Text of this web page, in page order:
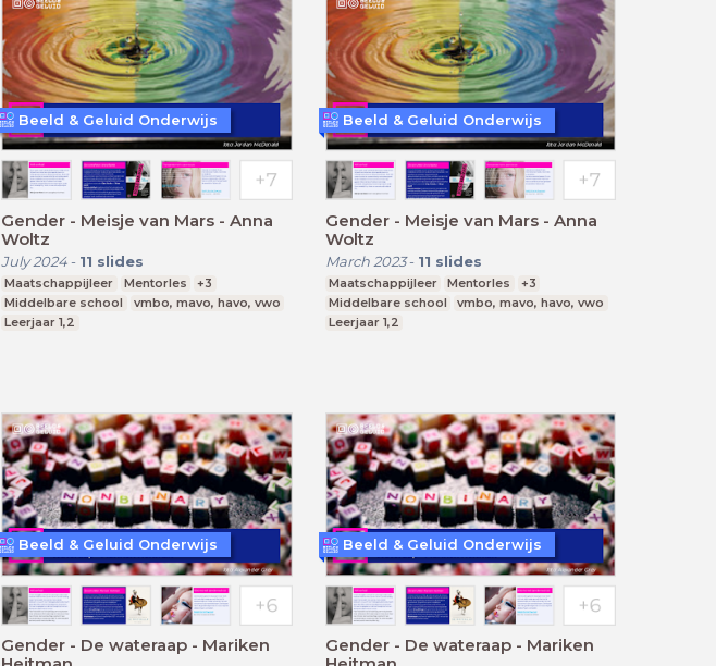
Gender - Meisje van Mars - Anna
Woltz
July 2024- 11 slides
Maatschappijleer Mentorles
+3
Middelbare school
vmbo, mavo, havo, vwo
Leerjaar 1,2
Beeld & Geluid Onderwijs
Gender - Meisje van Mars - Anna
Woltz
March 2023- 11 slides
Maatschappijleer Mentorles
+3
Middelbare school
vmbo, mavo, havo, vwo
Leerjaar 1,2
Beeld & Geluid Onderwijs
Gender - De wateraap - Mariken
Beeld & Geluid Onderwijs
Gender - De wateraap - Mariken
Beeld & Geluid Onderwijs